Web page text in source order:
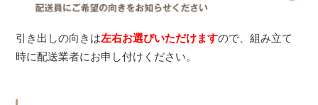
引き出しの向きは左右お選びいただけますので、組み立て
時に配送業者にお申し付けください。